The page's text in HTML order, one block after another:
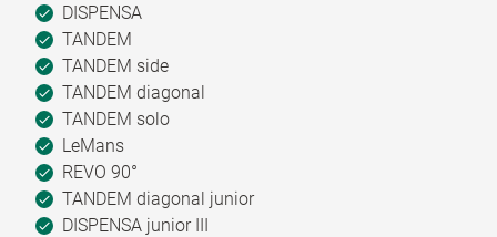
DISPENSA
TANDEM
TANDEM side
TANDEM diagonal
TANDEM solo
LeMans
REVO 90°
TANDEM diagonal junior
DISPENSA junior III